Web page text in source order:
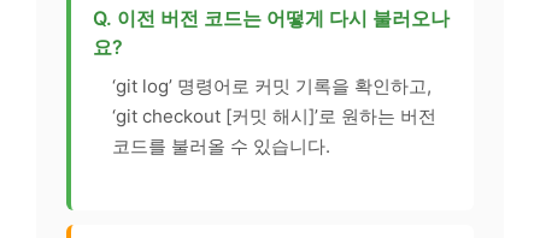
Q. 이전 버전 코드는 어떻게 다시 불러오나
요?
‘git log’ 명령어로 커밋 기록을 확인하고,
‘git checkout [커밋 해시]’로 원하는 버전
코드를 불러올 수 있습니다.